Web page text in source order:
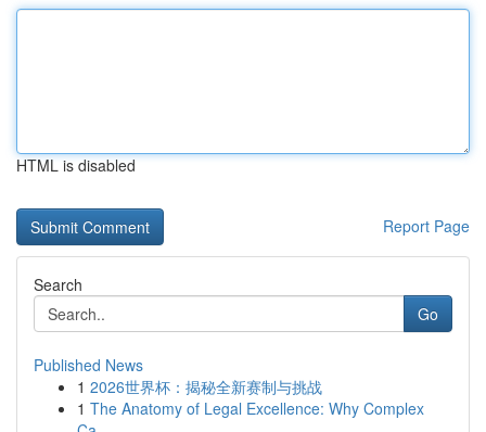
HTML is disabled
Report Page
Search
Go
Published News
1 2026世界杯：揭秘全新赛制与挑战
1 The Anatomy of Legal Excellence: Why Complex